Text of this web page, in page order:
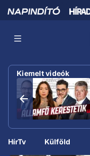
Kiemelt videók
HírTv Külföld